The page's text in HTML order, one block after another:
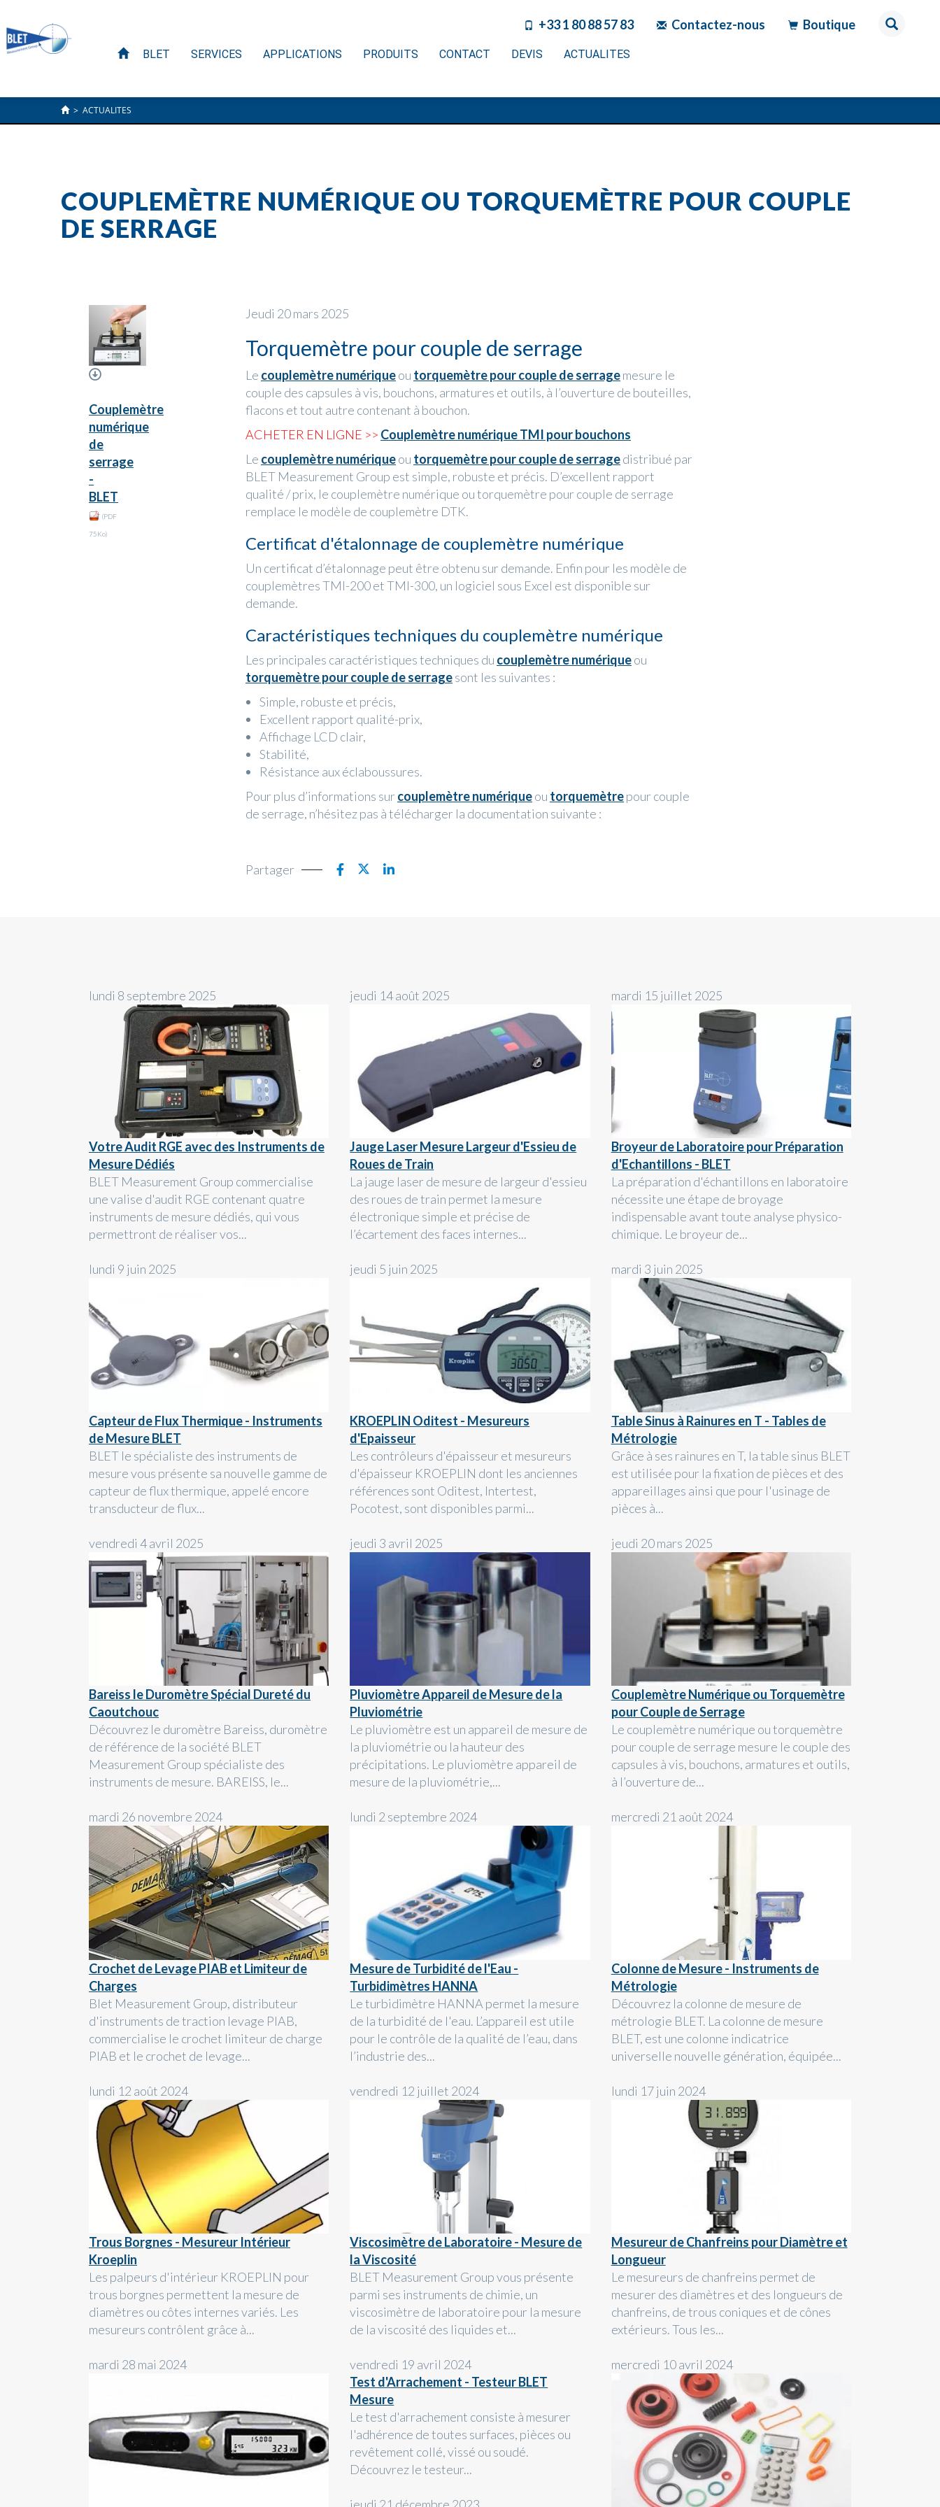
+33 1 80 88 57 83 Contactez-nous Boutique
BLET SERVICES APPLICATIONS PRODUITS CONTACT DEVIS ACTUALITES
> ACTUALITES
COUPLEMÈTRE NUMÉRIQUE OU TORQUEMÈTRE POUR COUPLE
DE SERRAGE
Couplemètre
numérique
de
serrage
-
BLET
(PDF
75Ko)
Jeudi 20 mars 2025
Torquemètre pour couple de serrage
Le couplemètre numériqueou torquemètre pour couple de serragemesure le
couple des capsules à vis, bouchons, armatures et outils, à l’ouverture de bouteilles,
flacons et tout autre contenant à bouchon.
ACHETER EN LIGNE >> Couplemètre numérique TMI pour bouchons
Le couplemètre numériqueou torquemètre pour couple de serragedistribué par
BLET Measurement Group est simple, robuste et précis. D’excellent rapport
qualité / prix, le couplemètre numérique ou torquemètre pour couple de serrage
remplace le modèle de couplemètre DTK.
Certificat d'étalonnage de couplemètre numérique
Un certificat d’étalonnage peut être obtenu sur demande. Enfin pour les modèle de
couplemètres TMI-200 et TMI-300, un logiciel sous Excel est disponible sur
demande.
Caractéristiques techniques du couplemètre numérique
Les principales caractéristiques techniques du couplemètre numériqueou
torquemètre pour couple de serragesont les suivantes :
Simple, robuste et précis,
Excellent rapport qualité-prix,
Affichage LCD clair,
Stabilité,
Résistance aux éclaboussures.
Pour plus d’informations surcouplemètre numériqueou torquemètrepour couple
de serrage, n’hésitez pas à télécharger la documentation suivante :
Partager
lundi 8 septembre 2025
Votre Audit RGE avec des Instruments de
Mesure Dédiés
BLET Measurement Group commercialise
une valise d'audit RGE contenant quatre
instruments de mesure dédiés, qui vous
permettront de réaliser vos...
lundi 9 juin 2025
Capteur de Flux Thermique - Instruments
de Mesure BLET
BLET le spécialiste des instruments de
mesure vous présente sa nouvelle gamme de
capteur de flux thermique, appelé encore
transducteur de flux...
vendredi 4 avril 2025
Bareiss le Duromètre Spécial Dureté du
Caoutchouc
Découvrez le duromètre Bareiss, duromètre
de référence de la société BLET
Measurement Group spécialiste des
instruments de mesure. BAREISS, le...
mardi 26 novembre 2024
Crochet de Levage PIAB et Limiteur de
Charges
Blet Measurement Group, distributeur
d'instruments de traction levage PIAB,
commercialise le crochet limiteur de charge
PIAB et le crochet de levage...
lundi 12 août 2024
Trous Borgnes - Mesureur Intérieur
Kroeplin
Les palpeurs d'intérieur KROEPLIN pour
trous borgnes permettent la mesure de
diamètres ou côtes internes variés. Les
mesureurs contrôlent grâce à...
mardi 28 mai 2024
jeudi 14 août 2025
Jauge Laser Mesure Largeur d'Essieu de
Roues de Train
La jauge laser de mesure de largeur d'essieu
des roues de train permet la mesure
électronique simple et précise de
l’écartement des faces internes...
jeudi 5 juin 2025
KROEPLIN Oditest - Mesureurs
d'Epaisseur
Les contrôleurs d'épaisseur et mesureurs
d'épaisseur KROEPLIN dont les anciennes
références sont Oditest, Intertest,
Pocotest, sont disponibles parmi...
jeudi 3 avril 2025
Pluviomètre Appareil de Mesure de la
Pluviométrie
Le pluviomètre est un appareil de mesure de
la pluviométrie ou la hauteur des
précipitations. Le pluviomètre appareil de
mesure de la pluviométrie,...
lundi 2 septembre 2024
Mesure de Turbidité de l'Eau -
Turbidimètres HANNA
Le turbidimètre HANNA permet la mesure
de la turbidité de l'eau. L’appareil est utile
pour le contrôle de la qualité de l’eau, dans
l’industrie des...
vendredi 12 juillet 2024
Viscosimètre de Laboratoire - Mesure de
la Viscosité
BLET Measurement Group vous présente
parmi ses instruments de chimie, un
viscosimètre de laboratoire pour la mesure
de la viscosité des liquides et...
vendredi 19 avril 2024
Test d'Arrachement - Testeur BLET
Mesure
Le test d'arrachement consiste à mesurer
l'adhérence de toutes surfaces, pièces ou
revêtement collé, vissé ou soudé.
Découvrez le testeur...
mardi 15 juillet 2025
Broyeur de Laboratoire pour Préparation
d'Echantillons - BLET
La préparation d'échantillons en laboratoire
nécessite une étape de broyage
indispensable avant toute analyse physico-
chimique. Le broyeur de...
mardi 3 juin 2025
Table Sinus à Rainures en T - Tables de
Métrologie
Grâce à ses rainures en T, la table sinus BLET
est utilisée pour la fixation de pièces et des
appareillages ainsi que pour l'usinage de
pièces à...
jeudi 20 mars 2025
Couplemètre Numérique ou Torquemètre
pour Couple de Serrage
Le couplemètre numérique ou torquemètre
pour couple de serrage mesure le couple des
capsules à vis, bouchons, armatures et outils,
à l’ouverture de...
mercredi 21 août 2024
Colonne de Mesure - Instruments de
Métrologie
Découvrez la colonne de mesure de
métrologie BLET. La colonne de mesure
BLET, est une colonne indicatrice
universelle nouvelle génération, équipée...
lundi 17 juin 2024
Mesureur de Chanfreins pour Diamètre et
Longueur
Le mesureurs de chanfreins permet de
mesurer des diamètres et des longueurs de
chanfreins, de trous coniques et de cônes
extérieurs. Tous les...
mercredi 10 avril 2024